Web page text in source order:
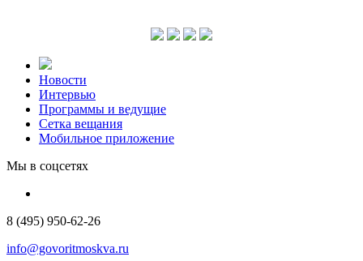
Новости
Интервью
Программы и ведущие
Сетка вещания
Мобильное приложение
Мы в соцсетях
8 (495) 950-62-26
info@govoritmoskva.ru